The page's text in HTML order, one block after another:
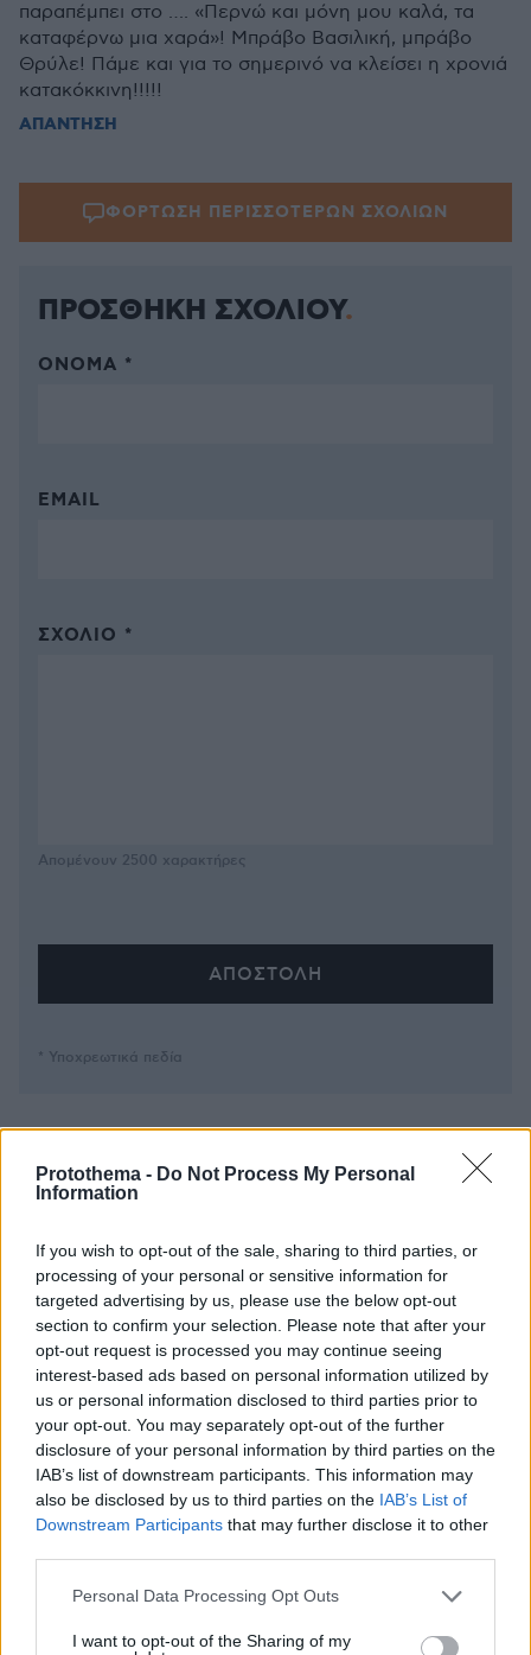
Protothema - Do Not Process My Personal
Information
If you wish to opt-out of the sale, sharing to third parties, or
processing of your personal or sensitive information for
targeted advertising by us, please use the below opt-out
section to confirm your selection. Please note that after your
opt-out request is processed you may continue seeing
interest-based ads based on personal information utilized by
us or personal information disclosed to third parties prior to
your opt-out. You may separately opt-out of the further
disclosure of your personal information by third parties on the
IAB’s list of downstream participants. This information may
also be disclosed by us to third parties on the IAB’s List of
Downstream Participants that may further disclose it to other
Please note that this website/app uses one or more Google
not limited to your visit or usage behaviour. You may click to
Personal Data Processing Opt Outs
I want to opt-out of the Sharing of my
παραπέμπει στο …. «Περνώ και μόνη μου καλά, τα
καταφέρνω μια χαρά»! Μπράβο Βασιλική, μπράβο
Θρύλε! Πάμε και για το σημερινό να κλείσει η χρονιά
κατακόκκινη!!!!!
ΑΠΑΝΤΗΣΗ
ΦΟΡΤΩΣΗ ΠΕΡΙΣΣΟΤΕΡΩΝ ΣΧΟΛΙΩΝ
ΠΡΟΣΘΗΚΗ ΣΧΟΛΙΟΥ
ΌΝΟΜΑ *
EMAIL
ΣΧΌΛΙΟ *
Απομένουν 2500 χαρακτήρες
* Υποχρεωτικά πεδία
ΡΟΗ ΕΙΔΗΣΕΩΝ
Δραματική διάσωση στην Κίνα: Φορτηγό έπεσε πάνω σε
αυτοκίνητο και το σκέπασε με κάρβουνα, τον οδηγό
έσωσε στρατιώτης, δείτε βίντεο
πριν 6 λεπτά
Η εμμηνόπαυση πριν τα 40 αυξάνει τον κίνδυνο
υπέρτασης
πριν 8 λεπτά
Ιός Δυτικού Νείλου: Μάχη του ΕΚΕΑ για να μην χαθούν
πολύτιμες μονάδες αίματος
πριν 11 λεπτά
νεκρό πατέρα του σε καταψύκτη στον Μυστρά, τα